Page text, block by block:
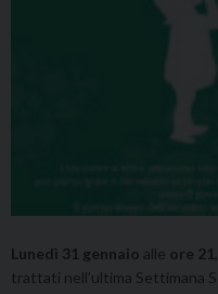
Lunedì 31 gennaio alle ore 21
trattati nell’ultima Settimana